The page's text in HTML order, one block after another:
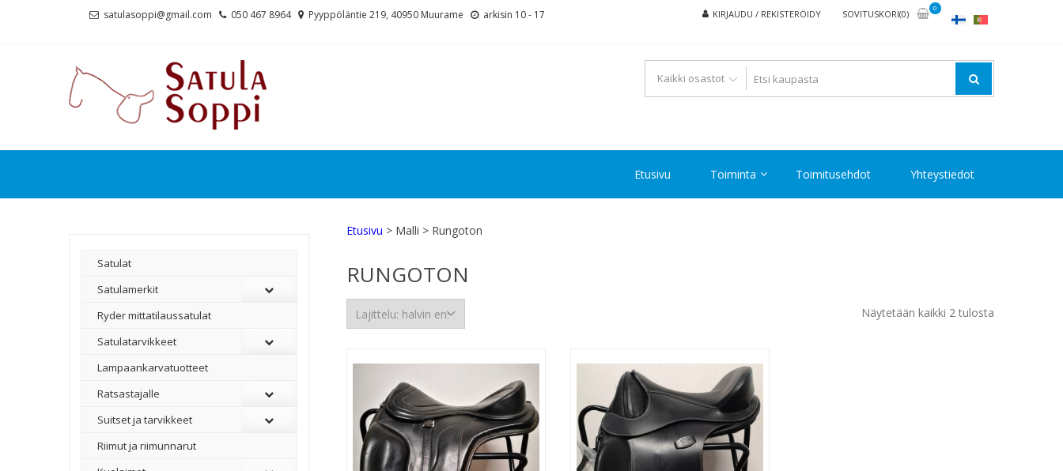
satulasoppi@gmail.com 050 467 8964 Pyyppöläntie 219, 40950 Muurame arkisin 10 - 17 KIRJAUDU / REKISTERÖIDY SOVITUSKORI(0)
0
Etusivu Toiminta Toimitusehdot Yhteystiedot
Etusivu > Malli > Rungoton
RUNGOTON
Näytetään kaikki 2 tulosta
Satulat
Satulamerkit
Ryder mittatilaussatulat
Satulatarvikkeet
–
Lampaankarvatuotteet
Ratsastajalle
Suitset ja tarvikkeet
Riimut ja riimunnarut